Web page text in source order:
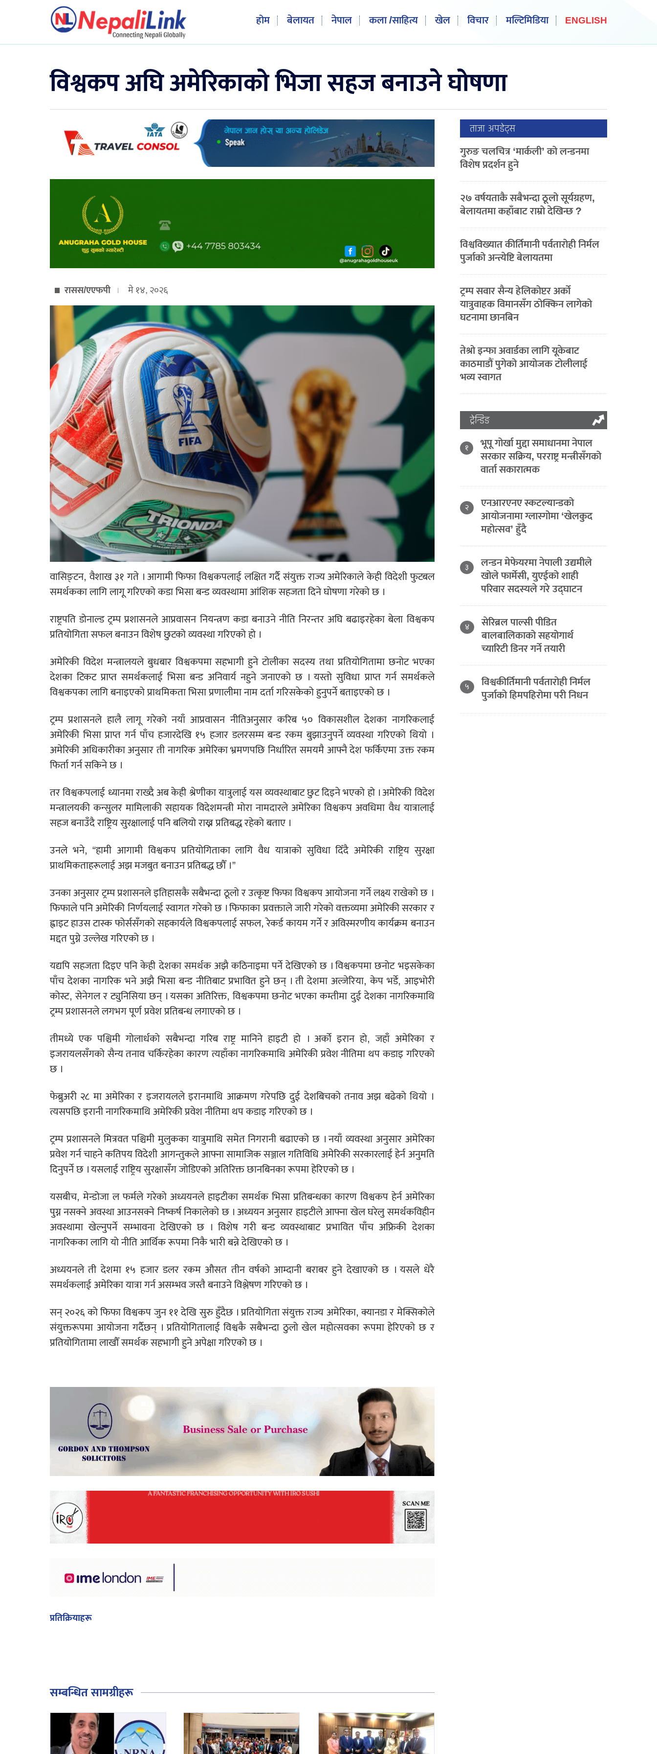
होम बेलायत नेपाल कला /साहित्य खेल विचार मल्टिमिडिया ENGLISH
विश्वकप अघि अमेरिकाको भिजा सहज बनाउने घोषणा
रासस/एएफपी मे १४, २०२६
वासिङ्टन, वैशाख ३१ गते । आगामी फिफा विश्वकपलाई लक्षित गर्दै संयुक्त राज्य अमेरिकाले केही विदेशी फुटबल
समर्थकका लागि लागू गरिएको कडा भिसा बन्ड व्यवस्थामा आंशिक सहजता दिने घोषणा गरेको छ ।
राष्ट्रपति डोनाल्ड ट्रम्प प्रशासनले आप्रवासन नियन्त्रण कडा बनाउने नीति निरन्तर अघि बढाइरहेका बेला विश्वकप
प्रतियोगिता सफल बनाउन विशेष छुटको व्यवस्था गरिएको हो ।
अमेरिकी विदेश मन्त्रालयले बुधबार विश्वकपमा सहभागी हुने टोलीका सदस्य तथा प्रतियोगितामा छनोट भएका
देशका टिकट प्राप्त समर्थकलाई भिसा बन्ड अनिवार्य नहुने जनाएको छ । यस्तो सुविधा प्राप्त गर्न समर्थकले
विश्वकपका लागि बनाइएको प्राथमिकता भिसा प्रणालीमा नाम दर्ता गरिसकेको हुनुपर्ने बताइएको छ ।
ट्रम्प प्रशासनले हालै लागू गरेको नयाँ आप्रवासन नीतिअनुसार करिब ५० विकासशील देशका नागरिकलाई
अमेरिकी भिसा प्राप्त गर्न पाँच हजारदेखि १५ हजार डलरसम्म बन्ड रकम बुझाउनुपर्ने व्यवस्था गरिएको थियो ।
अमेरिकी अधिकारीका अनुसार ती नागरिक अमेरिका भ्रमणपछि निर्धारित समयमै आफ्नै देश फर्किएमा उक्त रकम
फिर्ता गर्न सकिने छ ।
तर विश्वकपलाई ध्यानमा राख्दै अब केही श्रेणीका यात्रुलाई यस व्यवस्थाबाट छुट दिइने भएको हो । अमेरिकी विदेश
मन्त्रालयकी कन्सुलर मामिलाकी सहायक विदेशमन्त्री मोरा नामदारले अमेरिका विश्वकप अवधिमा वैध यात्रालाई
सहज बनाउँदै राष्ट्रिय सुरक्षालाई पनि बलियो राख्न प्रतिबद्ध रहेको बताए ।
उनले भने, “हामी आगामी विश्वकप प्रतियोगिताका लागि वैध यात्राको सुविधा दिँदै अमेरिकी राष्ट्रिय सुरक्षा
प्राथमिकताहरूलाई अझ मजबुत बनाउन प्रतिबद्ध छौँ ।”
उनका अनुसार ट्रम्प प्रशासनले इतिहासकै सबैभन्दा ठूलो र उत्कृष्ट फिफा विश्वकप आयोजना गर्ने लक्ष्य राखेको छ ।
फिफाले पनि अमेरिकी निर्णयलाई स्वागत गरेको छ । फिफाका प्रवक्ताले जारी गरेको वक्तव्यमा अमेरिकी सरकार र
ह्वाइट हाउस टास्क फोर्ससँगको सहकार्यले विश्वकपलाई सफल, रेकर्ड कायम गर्ने र अविस्मरणीय कार्यक्रम बनाउन
मद्दत पुग्ने उल्लेख गरिएको छ ।
यद्यपि सहजता दिइए पनि केही देशका समर्थक अझै कठिनाइमा पर्ने देखिएको छ । विश्वकपमा छनोट भइसकेका
पाँच देशका नागरिक भने अझै भिसा बन्ड नीतिबाट प्रभावित हुने छन् । ती देशमा अल्जेरिया, केप भर्डे, आइभोरी
कोस्ट, सेनेगल र ट्युनिसिया छन् । यसका अतिरिक्त, विश्वकपमा छनोट भएका कम्तीमा दुई देशका नागरिकमाथि
ट्रम्प प्रशासनले लगभग पूर्ण प्रवेश प्रतिबन्ध लगाएको छ ।
तीमध्ये एक पश्चिमी गोलार्धको सबैभन्दा गरिब राष्ट्र मानिने हाइटी हो । अर्को इरान हो, जहाँ अमेरिका र
इजरायलसँगको सैन्य तनाव चर्किरहेका कारण त्यहाँका नागरिकमाथि अमेरिकी प्रवेश नीतिमा थप कडाइ गरिएको
छ ।
फेब्रुअरी २८ मा अमेरिका र इजरायलले इरानमाथि आक्रमण गरेपछि दुई देशबिचको तनाव अझ बढेको थियो ।
त्यसपछि इरानी नागरिकमाथि अमेरिकी प्रवेश नीतिमा थप कडाइ गरिएको छ ।
ट्रम्प प्रशासनले मित्रवत पश्चिमी मुलुकका यात्रुमाथि समेत निगरानी बढाएको छ । नयाँ व्यवस्था अनुसार अमेरिका
प्रवेश गर्न चाहने कतिपय विदेशी आगन्तुकले आफ्ना सामाजिक सञ्जाल गतिविधि अमेरिकी सरकारलाई हेर्न अनुमति
दिनुपर्ने छ । यसलाई राष्ट्रिय सुरक्षासँग जोडिएको अतिरिक्त छानबिनका रूपमा हेरिएको छ ।
यसबीच, मेन्डोजा ल फर्मले गरेको अध्ययनले हाइटीका समर्थक भिसा प्रतिबन्धका कारण विश्वकप हेर्न अमेरिका
पुग्न नसक्ने अवस्था आउनसक्ने निष्कर्ष निकालेको छ । अध्ययन अनुसार हाइटीले आफ्ना खेल घरेलु समर्थकविहीन
अवस्थामा खेल्नुपर्ने सम्भावना देखिएको छ । विशेष गरी बन्ड व्यवस्थाबाट प्रभावित पाँच अफ्रिकी देशका
नागरिकका लागि यो नीति आर्थिक रूपमा निकै भारी बन्ने देखिएको छ ।
अध्ययनले ती देशमा १५ हजार डलर रकम औसत तीन वर्षको आम्दानी बराबर हुने देखाएको छ । यसले धेरै
समर्थकलाई अमेरिका यात्रा गर्न असम्भव जस्तै बनाउने विश्लेषण गरिएको छ ।
सन् २०२६ को फिफा विश्वकप जुन ११ देखि सुरु हुँदैछ । प्रतियोगिता संयुक्त राज्य अमेरिका, क्यानडा र मेक्सिकोले
संयुक्तरूपमा आयोजना गर्दैछन् । प्रतियोगितालाई विश्वकै सबैभन्दा ठुलो खेल महोत्सवका रूपमा हेरिएको छ र
प्रतियोगितामा लाखौँ समर्थक सहभागी हुने अपेक्षा गरिएको छ ।
प्रतिक्रियाहरू
सम्बन्धित सामग्रीहरू
ताजा अपडेट्स
गुरुङ चलचित्र ‘मार्कली’ को लन्डनमा
विशेष प्रदर्शन हुने
२७ वर्षयताकै सबैभन्दा ठूलो सूर्यग्रहण,
बेलायतमा कहाँबाट राम्रो देखिन्छ ?
विश्वविख्यात कीर्तिमानी पर्वतारोही निर्मल
पुर्जाको अन्त्येष्टि बेलायतमा
ट्रम्प सवार सैन्य हेलिकोप्टर अर्को
यात्रुवाहक विमानसँग ठोक्किन लागेको
घटनामा छानबिन
तेश्रो इन्फा अवार्डका लागि यूकेबाट
काठमाडौं पुगेको आयोजक टोलीलाई
भव्य स्वागत
ट्रेन्डिङ
१ भूपू गोर्खा मुद्दा समाधानमा नेपाल
सरकार सक्रिय, परराष्ट्र मन्त्रीसँगको
वार्ता सकारात्मक
२ एनआरएनए स्कटल्यान्डको
आयोजनामा ग्लास्गोमा ‘खेलकुद
महोत्सव’ हुँदै
३ लन्डन मेफेयरमा नेपाली उद्यमीले
खोले फार्मेसी, युएईको शाही
परिवार सदस्यले गरे उद्घाटन
४ सेरिब्रल पाल्सी पीडित
बालबालिकाको सहयोगार्थ
च्यारिटी डिनर गर्ने तयारी
५ विश्वकीर्तिमानी पर्वतारोही निर्मल
पुर्जाको हिमपहिरोमा परी निधन